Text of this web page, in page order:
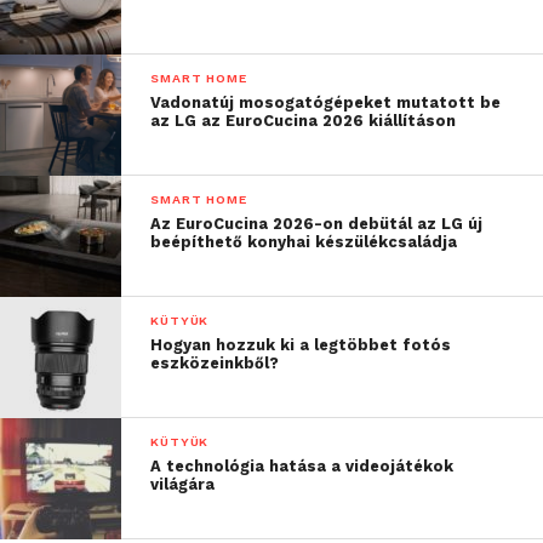
Az 5 megapixeles kamera csúcskategóriájú
jellemzőinek az Arena felveszi a versenyt a
fényképezőgépekkel is.
SMART HOME
Vadonatúj mosogatógépeket mutatott be
az LG az EuroCucina 2026 kiállításon
SMART HOME
Az EuroCucina 2026-on debütál az LG új
beépíthető konyhai készülékcsaládja
KÜTYÜK
Hogyan hozzuk ki a legtöbbet fotós
eszközeinkből?
KÜTYÜK
A technológia hatása a videojátékok
világára